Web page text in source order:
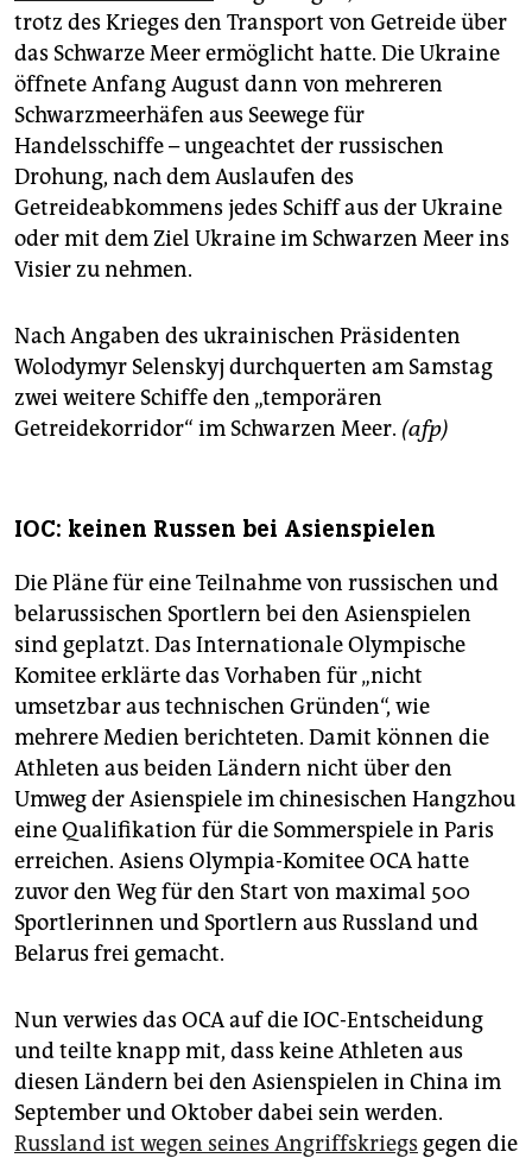
trotz des Krieges den Transport von Getreide über
das Schwarze Meer ermöglicht hatte. Die Ukraine
öffnete Anfang August dann von mehreren
Schwarzmeerhäfen aus Seewege für
Handelsschiffe – ungeachtet der russischen
Drohung, nach dem Auslaufen des
Getreideabkommens jedes Schiff aus der Ukraine
oder mit dem Ziel Ukraine im Schwarzen Meer ins
Visier zu nehmen.
Nach Angaben des ukrainischen Präsidenten
Wolodymyr Selenskyj durchquerten am Samstag
zwei weitere Schiffe den „temporären
Getreidekorridor“ im Schwarzen Meer. (afp)
IOC: keinen Russen bei Asienspielen
Die Pläne für eine Teilnahme von russischen und
belarussischen Sportlern bei den Asienspielen
sind geplatzt. Das Internationale Olympische
Komitee erklärte das Vorhaben für „nicht
umsetzbar aus technischen Gründen“, wie
mehrere Medien berichteten. Damit können die
Athleten aus beiden Ländern nicht über den
Umweg der Asienspiele im chinesischen Hangzhou
eine Qualifikation für die Sommerspiele in Paris
erreichen. Asiens Olympia-Komitee OCA hatte
zuvor den Weg für den Start von maximal 500
Sportlerinnen und Sportlern aus Russland und
Belarus frei gemacht.
Nun verwies das OCA auf die IOC-Entscheidung
und teilte knapp mit, dass keine Athleten aus
diesen Ländern bei den Asienspielen in China im
September und Oktober dabei sein werden.
Russland ist wegen seines Angriffskriegs gegen die